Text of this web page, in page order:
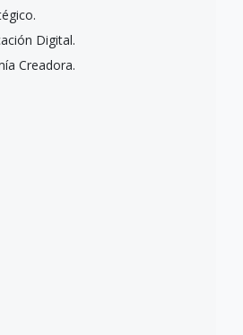
Digital.
Creadora.